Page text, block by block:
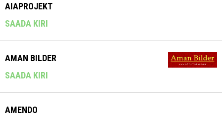
AIAPROJEKT
SAADA KIRI
AMAN BILDER
SAADA KIRI
AMENDO